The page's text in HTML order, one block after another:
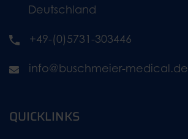
Deutschland
+49-(0)5731-303446
info@buschmeier-medical.de
QUICKLINKS